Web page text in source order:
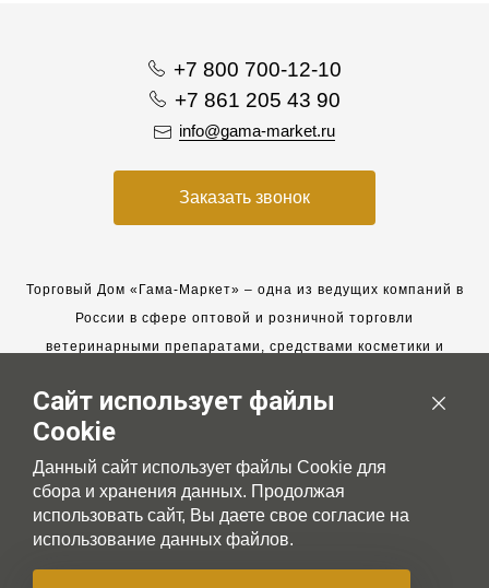
+7 800 700-12-10
+7 861 205 43 90
info@gama-market.ru
Заказать звонок
Торговый Дом «Гама-Маркет» – одна из ведущих компаний в
России в сфере оптовой и розничной торговли
ветеринарными препаратами, средствами косметики и
Мы работаем с 2005 года. Мы приглашаем к сотрудничеству
новых клиентов и всегда рассчитываем на взаимовыгодные,
долгосрочные партнерские отношения.
Сайт использует файлы
Cookie
Данный сайт использует файлы Cookie для
сбора и хранения данных. Продолжая
использовать сайт, Вы даете свое согласие на
использование данных файлов.